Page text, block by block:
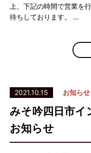
上、下記の時間で営業を
待ちしております。 …
2021.10.15 お知らせ
みそ吟四日市イ
お知らせ